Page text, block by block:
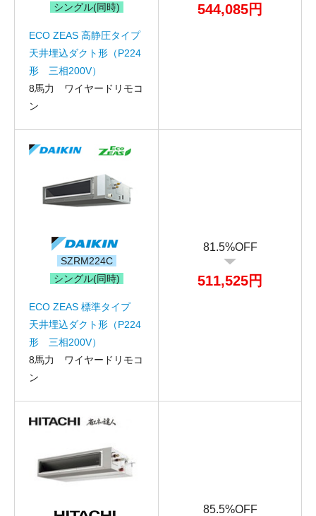
シングル(同時)
ECO ZEAS 高静圧タイプ
天井埋込ダクト形（P224
形 三相200V）
8馬力 ワイヤードリモコ
ン
544,085円
SZRM224C
シングル(同時)
ECO ZEAS 標準タイプ
天井埋込ダクト形（P224
形 三相200V）
8馬力 ワイヤードリモコ
ン
81.5%OFF
511,525円
85.5%OFF
機器お見積り依頼
メッセージ